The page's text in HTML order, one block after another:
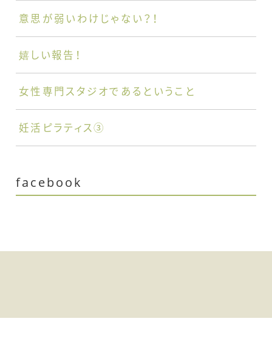
意思が弱いわけじゃない？！
嬉しい報告！
女性専門スタジオであるということ
妊活ピラティス③
facebook